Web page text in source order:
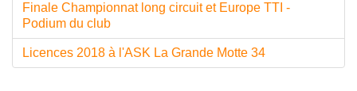
Finale Championnat long circuit et Europe TTI -
Podium du club
Licences 2018 à l'ASK La Grande Motte 34